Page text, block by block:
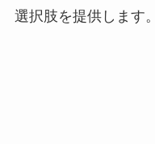
選択肢を提供します。